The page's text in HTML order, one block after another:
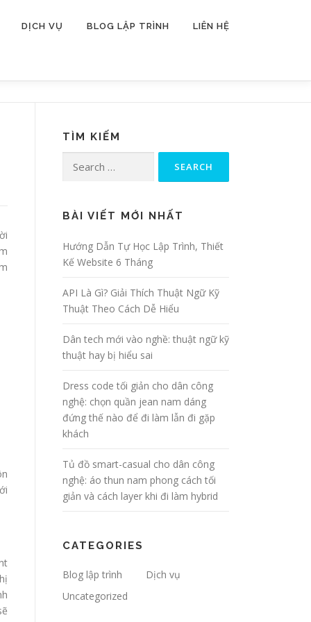
DỊCH VỤ BLOG LẬP TRÌNH LIÊN HỆ
TÌM KIẾM
Search for:
BÀI VIẾT MỚI NHẤT
Hướng Dẫn Tự Học Lập Trình, Thiết
Kế Website 6 Tháng
API Là Gì? Giải Thích Thuật Ngữ Kỹ
Thuật Theo Cách Dễ Hiểu
Dân tech mới vào nghề: thuật ngữ kỹ
thuật hay bị hiểu sai
Dress code tối giản cho dân công
nghệ: chọn quần jean nam dáng
đứng thế nào để đi làm lẫn đi gặp
khách
Tủ đồ smart-casual cho dân công
nghệ: áo thun nam phong cách tối
giản và cách layer khi đi làm hybrid
CATEGORIES
Blog lập trình
Dịch vụ
Uncategorized